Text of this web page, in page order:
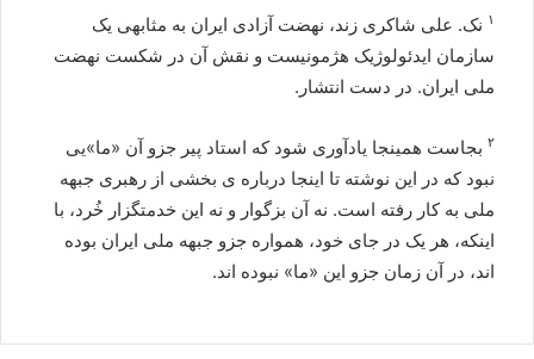
۱ نک. علی شاکری زند، نهضت آزادی ایران به مثابه‍ی یک
سازمان ایدئولوژیک هژمونیست و نقش آن در شکست نهضت
ملی ایران. در دست انتشار.
۲ بجاست همینجا یادآوری شود که استاد پیر جزو آن «ما»یی
نبود که در این نوشته تا اینجا درباره ی بخشی از رهبری جبهه
ملی به کار رفته است. نه آن بزگوار و نه این خدمتگزار خُرد، با
اینکه، هر یک در جای خود، همواره جزو جبهه ملی ایران بوده
اند، در آن زمان جزو این «ما» نبوده اند.